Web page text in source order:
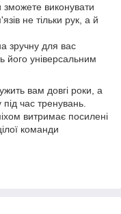
виконувати
не тільки рук, а й
зручну для вас
його універсальним
вам довгі роки, а
час тренувань.
витримає посилені
команди